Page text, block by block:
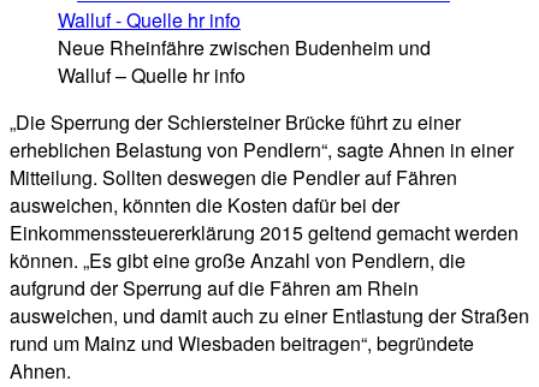
Neue Rheinfähre zwischen Budenheim und
Walluf – Quelle hr info
„Die Sperrung der Schiersteiner Brücke führt zu einer
erheblichen Belastung von Pendlern“, sagte Ahnen in einer
Mitteilung. Sollten deswegen die Pendler auf Fähren
ausweichen, könnten die Kosten dafür bei der
Einkommenssteuererklärung 2015 geltend gemacht werden
können. „Es gibt eine große Anzahl von Pendlern, die
aufgrund der Sperrung auf die Fähren am Rhein
ausweichen, und damit auch zu einer Entlastung der Straßen
rund um Mainz und Wiesbaden beitragen“, begründete
Ahnen.